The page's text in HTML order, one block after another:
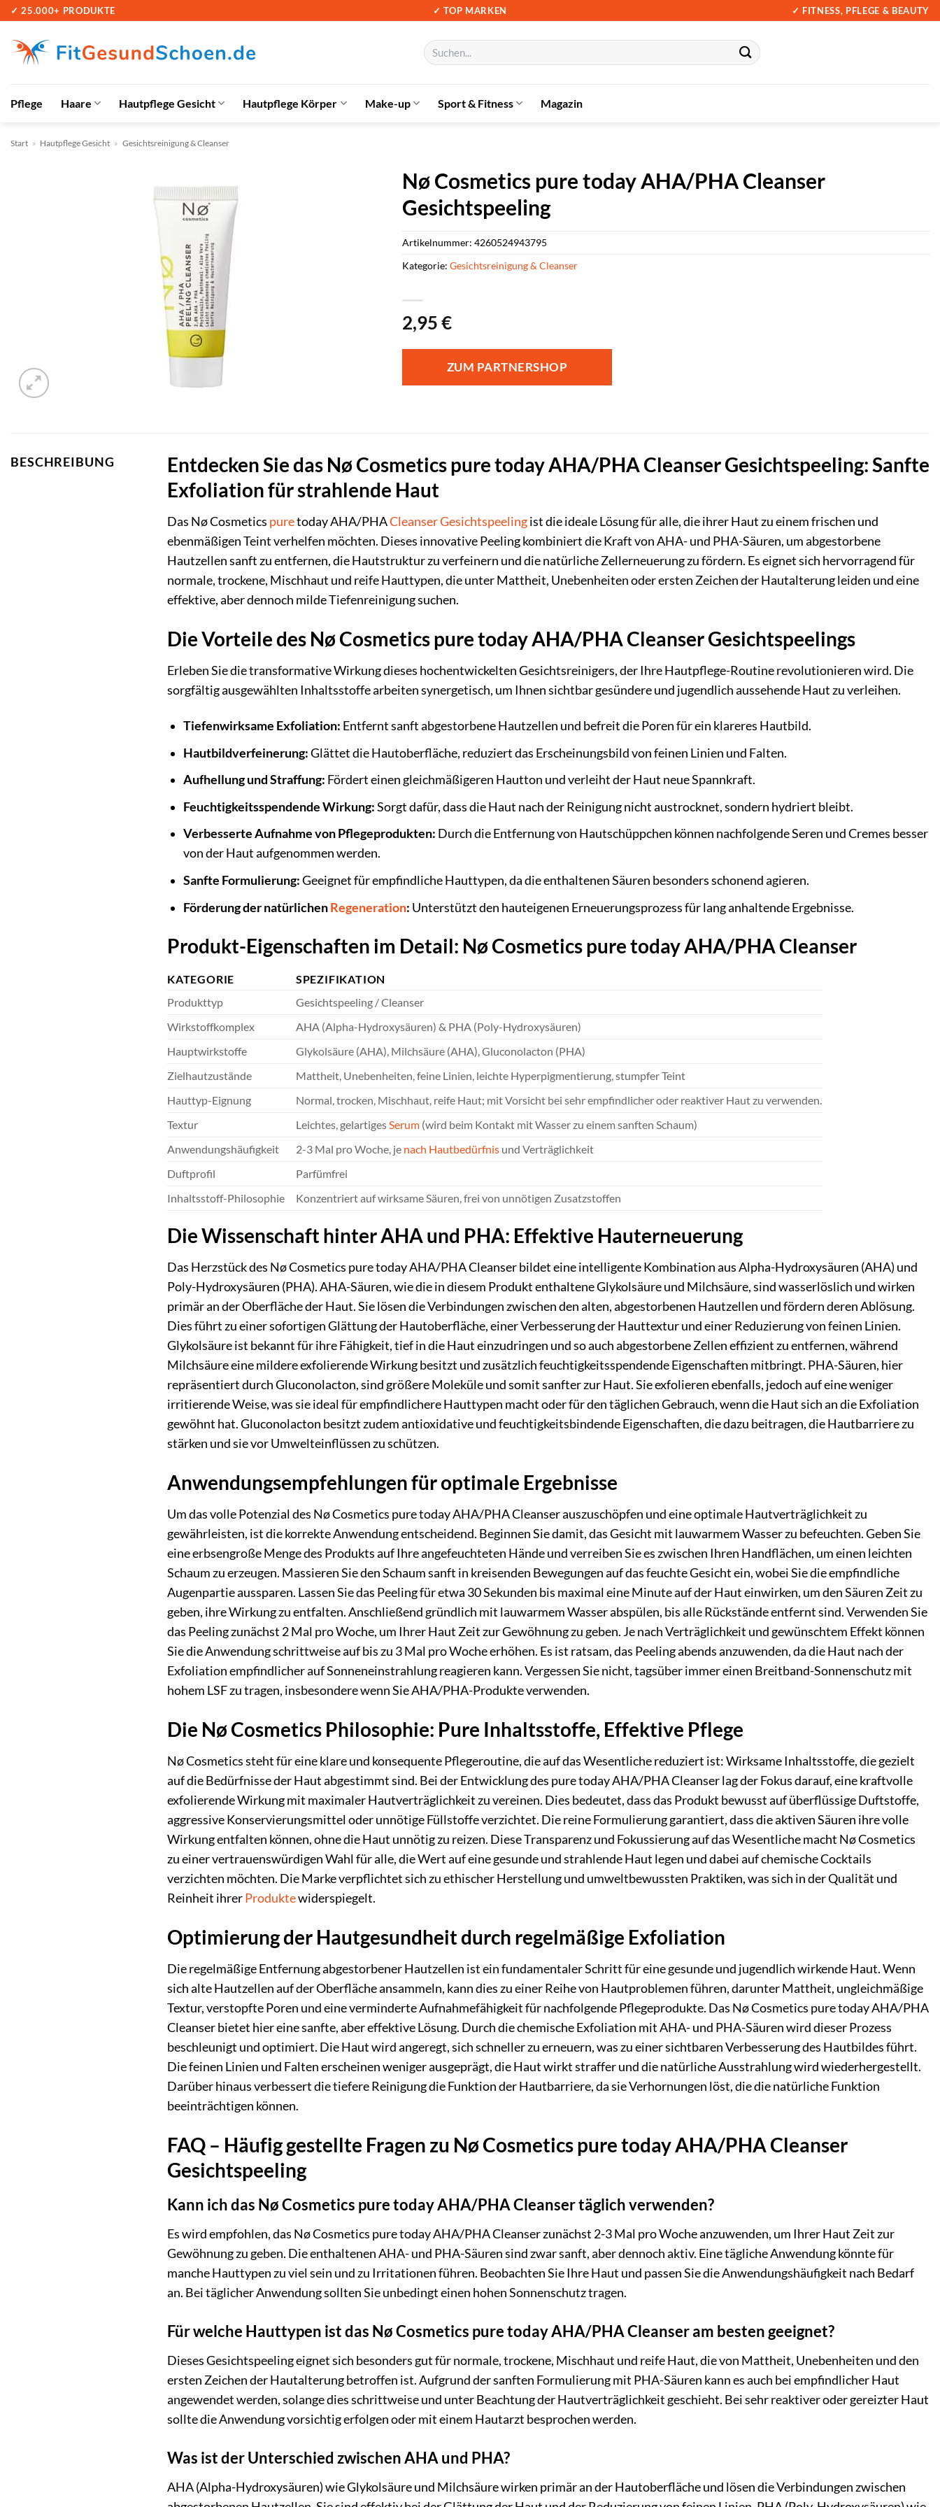
Zum
springen
✓ 25.000+ PRODUKTE ✓ TOP MARKEN ✓ FITNESS, PFLEGE & BEAUTY
Suchen
nach:
Pflege Haare Hautpflege Gesicht Hautpflege Körper Make-up Sport & Fitness Magazin
Start » Hautpflege Gesicht » Gesichtsreinigung & Cleanser
Nø Cosmetics pure today AHA/PHA Cleanser
Gesichtspeeling
2,95€
ZUM PARTNERSHOP
Artikelnummer: 4260524943795
Kategorie: Gesichtsreinigung & Cleanser
BESCHREIBUNG
Entdecken Sie das Nø Cosmetics pure today AHA/PHA Cleanser Gesichtspeeling: Sanfte
Exfoliation für strahlende Haut
Das Nø Cosmetics puretoday AHA/PHACleanserGesichtspeelingist die ideale Lösung für alle, die ihrer Haut zu einem frischen und
ebenmäßigen Teint verhelfen möchten. Dieses innovative Peeling kombiniert die Kraft von AHA- und PHA-Säuren, um abgestorbene
Hautzellen sanft zu entfernen, die Hautstruktur zu verfeinern und die natürliche Zellerneuerung zu fördern. Es eignet sich hervorragend für
normale, trockene, Mischhaut und reife Hauttypen, die unter Mattheit, Unebenheiten oder ersten Zeichen der Hautalterung leiden und eine
effektive, aber dennoch milde Tiefenreinigung suchen.
Die Vorteile des Nø Cosmetics pure today AHA/PHA Cleanser Gesichtspeelings
Erleben Sie die transformative Wirkung dieses hochentwickelten Gesichtsreinigers, der Ihre Hautpflege-Routine revolutionieren wird. Die
sorgfältig ausgewählten Inhaltsstoffe arbeiten synergetisch, um Ihnen sichtbar gesündere und jugendlich aussehende Haut zu verleihen.
Tiefenwirksame Exfoliation: Entfernt sanft abgestorbene Hautzellen und befreit die Poren für ein klareres Hautbild.
Hautbildverfeinerung:Glättet die Hautoberfläche, reduziert das Erscheinungsbild von feinen Linien und Falten.
Aufhellung und Straffung: Fördert einen gleichmäßigeren Hautton und verleiht der Haut neue Spannkraft.
Feuchtigkeitsspendende Wirkung:Sorgt dafür, dass die Haut nach der Reinigung nicht austrocknet, sondern hydriert bleibt.
Verbesserte Aufnahme von Pflegeprodukten: Durch die Entfernung von Hautschüppchen können nachfolgende Seren und Cremes besser
von der Haut aufgenommen werden.
Sanfte Formulierung:Geeignet für empfindliche Hauttypen, da die enthaltenen Säuren besonders schonend agieren.
Förderung der natürlichenRegeneration: Unterstützt den hauteigenen Erneuerungsprozess für lang anhaltende Ergebnisse.
Produkt-Eigenschaften im Detail: Nø Cosmetics pure today AHA/PHA Cleanser
KATEGORIE
SPEZIFIKATION
Produkttyp
Gesichtspeeling / Cleanser
Wirkstoffkomplex
AHA (Alpha-Hydroxysäuren) & PHA (Poly-Hydroxysäuren)
Hauptwirkstoffe
Glykolsäure (AHA), Milchsäure (AHA), Gluconolacton (PHA)
Zielhautzustände
Mattheit, Unebenheiten, feine Linien, leichte Hyperpigmentierung, stumpfer Teint
Hauttyp-Eignung
Normal, trocken, Mischhaut, reife Haut; mit Vorsicht bei sehr empfindlicher oder reaktiver Haut zu verwenden.
Textur
Leichtes, gelartiges Serum(wird beim Kontakt mit Wasser zu einem sanften Schaum)
Anwendungshäufigkeit
2-3 Mal pro Woche, je nach Hautbedürfnisund Verträglichkeit
Duftprofil
Parfümfrei
Inhaltsstoff-Philosophie
Konzentriert auf wirksame Säuren, frei von unnötigen Zusatzstoffen
Die Wissenschaft hinter AHA und PHA: Effektive Hauterneuerung
Das Herzstück des Nø Cosmetics pure today AHA/PHA Cleanser bildet eine intelligente Kombination aus Alpha-Hydroxysäuren (AHA) und
Poly-Hydroxysäuren (PHA). AHA-Säuren, wie die in diesem Produkt enthaltene Glykolsäure und Milchsäure, sind wasserlöslich und wirken
primär an der Oberfläche der Haut. Sie lösen die Verbindungen zwischen den alten, abgestorbenen Hautzellen und fördern deren Ablösung.
Dies führt zu einer sofortigen Glättung der Hautoberfläche, einer Verbesserung der Hauttextur und einer Reduzierung von feinen Linien.
Glykolsäure ist bekannt für ihre Fähigkeit, tief in die Haut einzudringen und so auch abgestorbene Zellen effizient zu entfernen, während
Milchsäure eine mildere exfolierende Wirkung besitzt und zusätzlich feuchtigkeitsspendende Eigenschaften mitbringt. PHA-Säuren, hier
repräsentiert durch Gluconolacton, sind größere Moleküle und somit sanfter zur Haut. Sie exfolieren ebenfalls, jedoch auf eine weniger
irritierende Weise, was sie ideal für empfindlichere Hauttypen macht oder für den täglichen Gebrauch, wenn die Haut sich an die Exfoliation
gewöhnt hat. Gluconolacton besitzt zudem antioxidative und feuchtigkeitsbindende Eigenschaften, die dazu beitragen, die Hautbarriere zu
stärken und sie vor Umwelteinflüssen zu schützen.
Anwendungsempfehlungen für optimale Ergebnisse
Um das volle Potenzial des Nø Cosmetics pure today AHA/PHA Cleanser auszuschöpfen und eine optimale Hautverträglichkeit zu
gewährleisten, ist die korrekte Anwendung entscheidend. Beginnen Sie damit, das Gesicht mit lauwarmem Wasser zu befeuchten. Geben Sie
eine erbsengroße Menge des Produkts auf Ihre angefeuchteten Hände und verreiben Sie es zwischen Ihren Handflächen, um einen leichten
Schaum zu erzeugen. Massieren Sie den Schaum sanft in kreisenden Bewegungen auf das feuchte Gesicht ein, wobei Sie die empfindliche
Augenpartie aussparen. Lassen Sie das Peeling für etwa 30 Sekunden bis maximal eine Minute auf der Haut einwirken, um den Säuren Zeit zu
geben, ihre Wirkung zu entfalten. Anschließend gründlich mit lauwarmem Wasser abspülen, bis alle Rückstände entfernt sind. Verwenden Sie
das Peeling zunächst 2 Mal pro Woche, um Ihrer Haut Zeit zur Gewöhnung zu geben. Je nach Verträglichkeit und gewünschtem Effekt können
Sie die Anwendung schrittweise auf bis zu 3 Mal pro Woche erhöhen. Es ist ratsam, das Peeling abends anzuwenden, da die Haut nach der
Exfoliation empfindlicher auf Sonneneinstrahlung reagieren kann. Vergessen Sie nicht, tagsüber immer einen Breitband-Sonnenschutz mit
hohem LSF zu tragen, insbesondere wenn Sie AHA/PHA-Produkte verwenden.
Die Nø Cosmetics Philosophie: Pure Inhaltsstoffe, Effektive Pflege
Nø Cosmetics steht für eine klare und konsequente Pflegeroutine, die auf das Wesentliche reduziert ist: Wirksame Inhaltsstoffe, die gezielt
auf die Bedürfnisse der Haut abgestimmt sind. Bei der Entwicklung des pure today AHA/PHA Cleanser lag der Fokus darauf, eine kraftvolle
exfolierende Wirkung mit maximaler Hautverträglichkeit zu vereinen. Dies bedeutet, dass das Produkt bewusst auf überflüssige Duftstoffe,
aggressive Konservierungsmittel oder unnötige Füllstoffe verzichtet. Die reine Formulierung garantiert, dass die aktiven Säuren ihre volle
Wirkung entfalten können, ohne die Haut unnötig zu reizen. Diese Transparenz und Fokussierung auf das Wesentliche macht Nø Cosmetics
zu einer vertrauenswürdigen Wahl für alle, die Wert auf eine gesunde und strahlende Haut legen und dabei auf chemische Cocktails
verzichten möchten. Die Marke verpflichtet sich zu ethischer Herstellung und umweltbewussten Praktiken, was sich in der Qualität und
Reinheit ihrerProduktewiderspiegelt.
Optimierung der Hautgesundheit durch regelmäßige Exfoliation
Die regelmäßige Entfernung abgestorbener Hautzellen ist ein fundamentaler Schritt für eine gesunde und jugendlich wirkende Haut. Wenn
sich alte Hautzellen auf der Oberfläche ansammeln, kann dies zu einer Reihe von Hautproblemen führen, darunter Mattheit, ungleichmäßige
Textur, verstopfte Poren und eine verminderte Aufnahmefähigkeit für nachfolgende Pflegeprodukte. Das Nø Cosmetics pure today AHA/PHA
Cleanser bietet hier eine sanfte, aber effektive Lösung. Durch die chemische Exfoliation mit AHA- und PHA-Säuren wird dieser Prozess
beschleunigt und optimiert. Die Haut wird angeregt, sich schneller zu erneuern, was zu einer sichtbaren Verbesserung des Hautbildes führt.
Die feinen Linien und Falten erscheinen weniger ausgeprägt, die Haut wirkt straffer und die natürliche Ausstrahlung wird wiederhergestellt.
Darüber hinaus verbessert die tiefere Reinigung die Funktion der Hautbarriere, da sie Verhornungen löst, die die natürliche Funktion
beeinträchtigen können.
FAQ – Häufig gestellte Fragen zu Nø Cosmetics pure today AHA/PHA Cleanser
Gesichtspeeling
Kann ich das Nø Cosmetics pure today AHA/PHA Cleanser täglich verwenden?
Es wird empfohlen, das Nø Cosmetics pure today AHA/PHA Cleanser zunächst 2-3 Mal pro Woche anzuwenden, um Ihrer Haut Zeit zur
Gewöhnung zu geben. Die enthaltenen AHA- und PHA-Säuren sind zwar sanft, aber dennoch aktiv. Eine tägliche Anwendung könnte für
manche Hauttypen zu viel sein und zu Irritationen führen. Beobachten Sie Ihre Haut und passen Sie die Anwendungshäufigkeit nach Bedarf
an. Bei täglicher Anwendung sollten Sie unbedingt einen hohen Sonnenschutz tragen.
Für welche Hauttypen ist das Nø Cosmetics pure today AHA/PHA Cleanser am besten geeignet?
Dieses Gesichtspeeling eignet sich besonders gut für normale, trockene, Mischhaut und reife Haut, die von Mattheit, Unebenheiten und den
ersten Zeichen der Hautalterung betroffen ist. Aufgrund der sanften Formulierung mit PHA-Säuren kann es auch bei empfindlicher Haut
angewendet werden, solange dies schrittweise und unter Beachtung der Hautverträglichkeit geschieht. Bei sehr reaktiver oder gereizter Haut
sollte die Anwendung vorsichtig erfolgen oder mit einem Hautarzt besprochen werden.
Was ist der Unterschied zwischen AHA und PHA?
AHA (Alpha-Hydroxysäuren) wie Glykolsäure und Milchsäure wirken primär an der Hautoberfläche und lösen die Verbindungen zwischen